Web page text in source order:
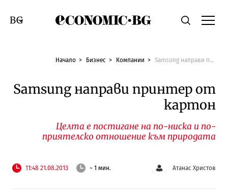
Economic.bgТърсене
Смяна на език
Начало Бизнес Компании Samsung направи принтер от картон
Samsung направи принтер от
картон
Целта е постигане на по-ниска и по-
приятелско отношение към природата
11:48 21.08.2013 ~ 1 мин. Атанас Христов